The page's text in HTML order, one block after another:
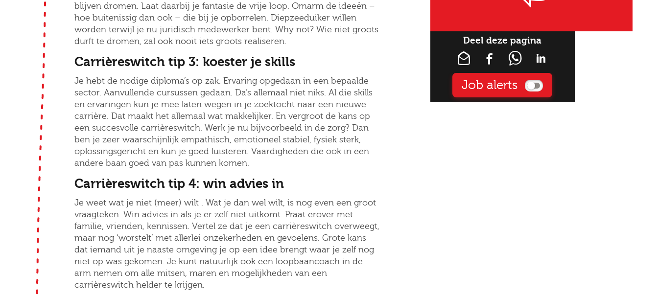
blijven dromen. Laat daarbij je fantasie de vrije loop. Omarm de ideeën –
hoe buitenissig dan ook – die bij je opborrelen. Diepzeeduiker willen
worden terwijl je nu juridisch medewerker bent. Why not? Wie niet groots
durft te dromen, zal ook nooit iets groots realiseren.
Carrièreswitch tip 3: koester je skills
Je hebt de nodige diploma’s op zak. Ervaring opgedaan in een bepaalde
sector. Aanvullende cursussen gedaan. Da’s allemaal niet niks. Al die skills
en ervaringen kun je mee laten wegen in je zoektocht naar een nieuwe
carrière. Dat maakt het allemaal wat makkelijker. En vergroot de kans op
een succesvolle carrièreswitch. Werk je nu bijvoorbeeld in de zorg? Dan
ben je zeer waarschijnlijk empathisch, emotioneel stabiel, fysiek sterk,
oplossingsgericht en kun je goed luisteren. Vaardigheden die ook in een
andere baan goed van pas kunnen komen.
Carrièreswitch tip 4: win advies in
Je weet wat je niet (meer) wilt . Wat je dan wel wilt, is nog even een groot
vraagteken. Win advies in als je er zelf niet uitkomt. Praat erover met
familie, vrienden, kennissen. Vertel ze dat je een carrièreswitch overweegt,
maar nog ‘worstelt’ met allerlei onzekerheden en gevoelens. Grote kans
dat iemand uit je naaste omgeving je op een idee brengt waar je zelf nog
niet op was gekomen. Je kunt natuurlijk ook een loopbaancoach in de
arm nemen om alle mitsen, maren en mogelijkheden van een
carrièreswitch helder te krijgen.
Deel deze pagina
Job alerts
Altijd als 1e op de hoogte van de
nieuwste vacatures als je een job
alert aanmaakt!
E-mail
Postcode
Bezorgopties